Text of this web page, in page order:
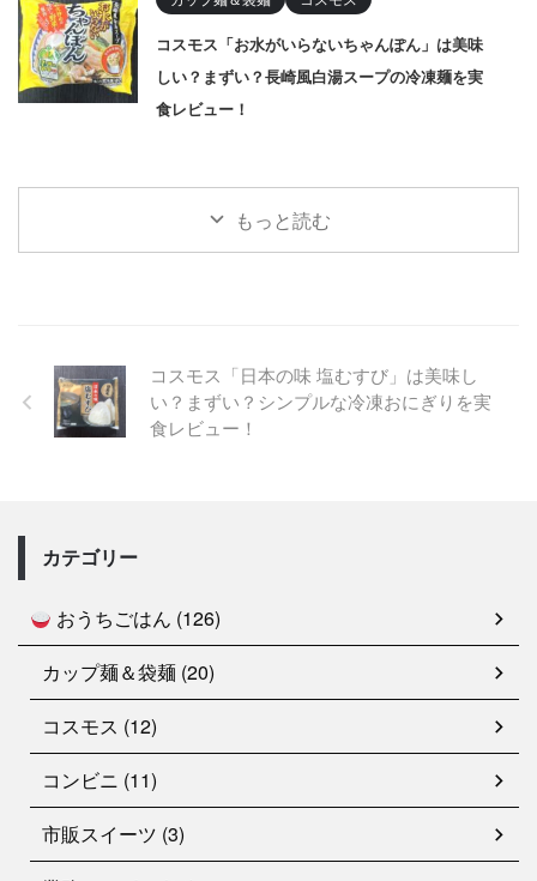
コスモス「お水がいらないちゃんぽん」は美味
しい？まずい？長崎風白湯スープの冷凍麺を実
食レビュー！
もっと読む
コスモス「日本の味 塩むすび」は美味し
い？まずい？シンプルな冷凍おにぎりを実
食レビュー！
カテゴリー
おうちごはん (126)
カップ麺＆袋麺 (20)
コスモス (12)
コンビニ (11)
市販スイーツ (3)